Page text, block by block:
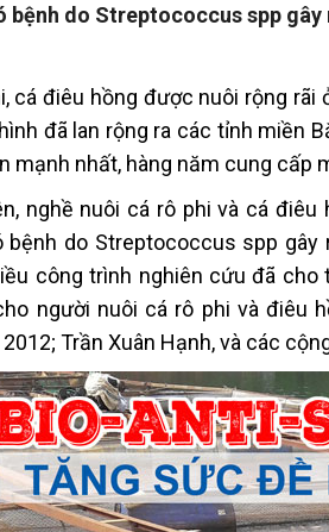
bệnh do Streptococcus spp gây
cá điêu hồng được nuôi rộng
đã lan rộng ra các tỉnh miền
mạnh nhất, hàng năm cung cấp
nghề nuôi cá rô phi và cá
bệnh do Streptococcus spp gây
công trình nghiên cứu đã
người nuôi cá rô phi và điêu
Trần Xuân Hạnh, và các